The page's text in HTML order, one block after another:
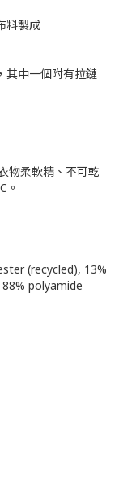
料製成
其中一個附有拉鏈
物柔軟精、不可乾
。
(recycled), 13%
polyamide